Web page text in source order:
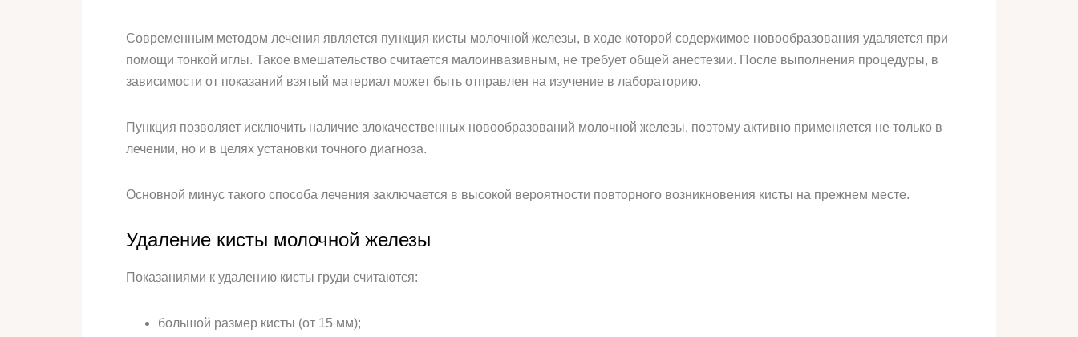
Современным методом лечения является пункция кисты молочной железы, в ходе которой содержимое новообразования удаляется при
помощи тонкой иглы. Такое вмешательство считается малоинвазивным, не требует общей анестезии. После выполнения процедуры, в
зависимости от показаний взятый материал может быть отправлен на изучение в лабораторию.
Пункция позволяет исключить наличие злокачественных новообразований молочной железы, поэтому активно применяется не только в
лечении, но и в целях установки точного диагноза.
Основной минус такого способа лечения заключается в высокой вероятности повторного возникновения кисты на прежнем месте.
Удаление кисты молочной железы
Показаниями к удалению кисты груди считаются:
большой размер кисты (от 15 мм);